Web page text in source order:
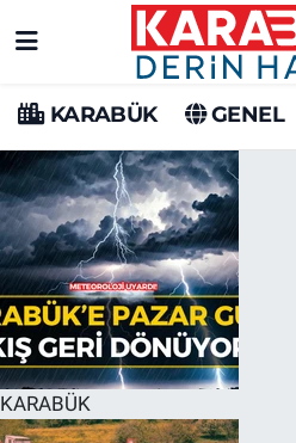
KARABÜK GENEL
KARABÜK
Karabük Hava Durumu
Karabük Trafik Yoğunluk
Süper Lig Puan Durumu
Tüm Manşetler
Son Dakika Haberleri